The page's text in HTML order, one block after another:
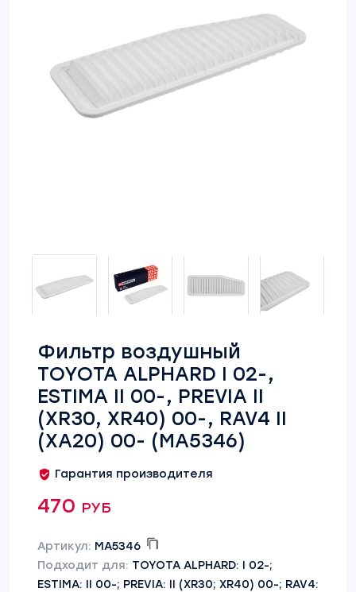
Фильтр воздушный
TOYOTA ALPHARD I 02-,
ESTIMA II 00-, PREVIA II
(XR30, XR40) 00-, RAV4 II
(XA20) 00- (MA5346)
Гарантия производителя
470 руб
Артикул: MA5346
Подходит для: TOYOTA ALPHARD: I 02-;
ESTIMA: II 00-; PREVIA: II (XR30; XR40) 00-; RAV4: